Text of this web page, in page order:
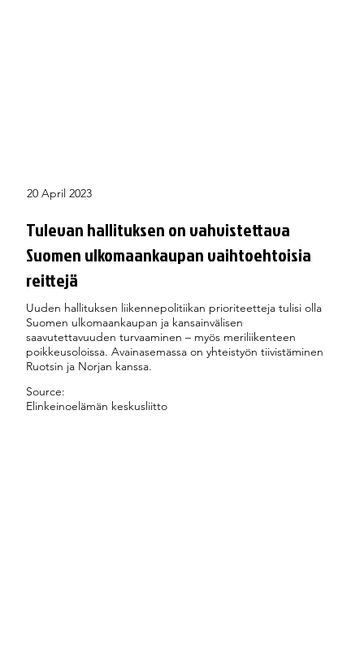
20 April 2023
Tulevan hallituksen on vahvistettava
Suomen ulkomaankaupan vaihtoehtoisia
reittejä
Uuden hallituksen liikennepolitiikan prioriteetteja tulisi olla
Suomen ulkomaankaupan ja kansainvälisen
saavutettavuuden turvaaminen – myös meriliikenteen
poikkeusoloissa. Avainasemassa on yhteistyön tiivistäminen
Ruotsin ja Norjan kanssa.
Elinkeinoelämän keskusliitto
Source: